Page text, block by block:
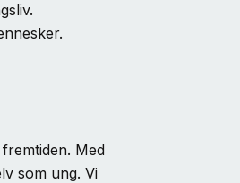
Med
som ung. Vi